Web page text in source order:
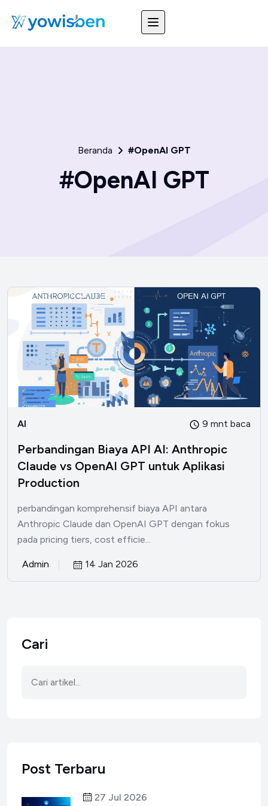
Beranda #OpenAI GPT
#OpenAI GPT
AI 9 mnt baca
Perbandingan Biaya API AI: Anthropic
Claude vs OpenAI GPT untuk Aplikasi
Production
perbandingan komprehensif biaya API antara
Anthropic Claude dan OpenAI GPT dengan fokus
pada pricing tiers, cost efficie...
Admin 14 Jan 2026
Cari
Post Terbaru
27 Jul 2026